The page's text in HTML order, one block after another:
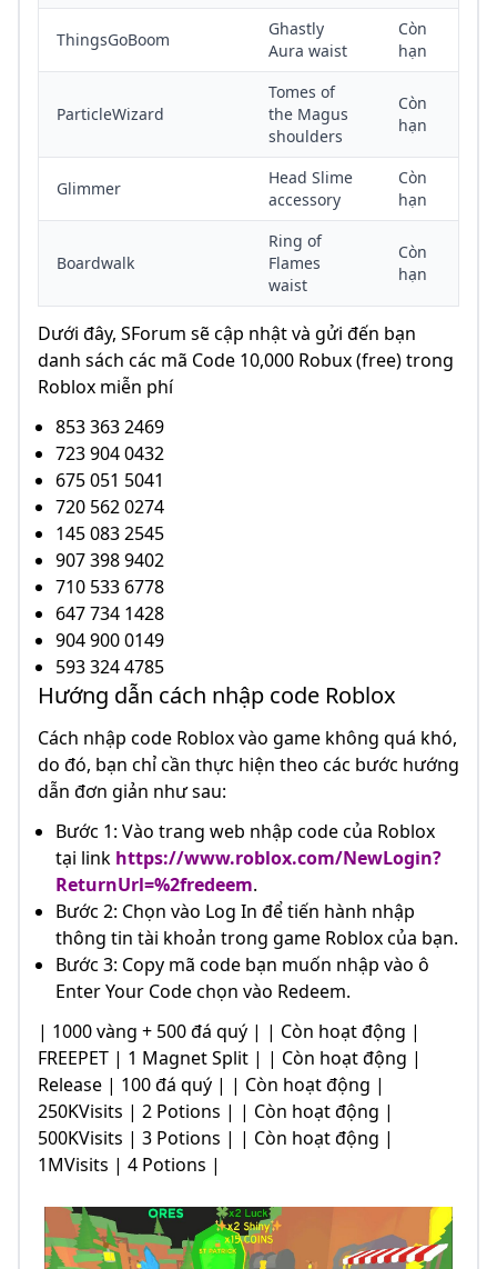
ThingsGoBoom
Ghastly
Aura waist
Còn
hạn
ParticleWizard
Tomes of
the Magus
shoulders
Còn
hạn
Glimmer
Head Slime
accessory
Còn
hạn
Boardwalk
Ring of
Flames
waist
Còn
hạn
Dưới đây, SForum sẽ cập nhật và gửi đến bạn
danh sách các mã Code 10,000 Robux (free) trong
Roblox miễn phí
853 363 2469
723 904 0432
675 051 5041
720 562 0274
145 083 2545
907 398 9402
710 533 6778
647 734 1428
904 900 0149
593 324 4785
Hướng dẫn cách nhập code Roblox
Cách nhập code Roblox vào game không quá khó,
do đó, bạn chỉ cần thực hiện theo các bước hướng
dẫn đơn giản như sau:
Bước 1: Vào trang web nhập code của Roblox
tại link https://www.roblox.com/NewLogin?
ReturnUrl=%2fredeem.
Bước 2: Chọn vào Log In để tiến hành nhập
thông tin tài khoản trong game Roblox của bạn.
Bước 3: Copy mã code bạn muốn nhập vào ô
Enter Your Code chọn vào Redeem.
| 1000 vàng + 500 đá quý | | Còn hoạt động |
FREEPET | 1 Magnet Split | | Còn hoạt động |
Release | 100 đá quý | | Còn hoạt động |
250KVisits | 2 Potions | | Còn hoạt động |
500KVisits | 3 Potions | | Còn hoạt động |
1MVisits | 4 Potions |